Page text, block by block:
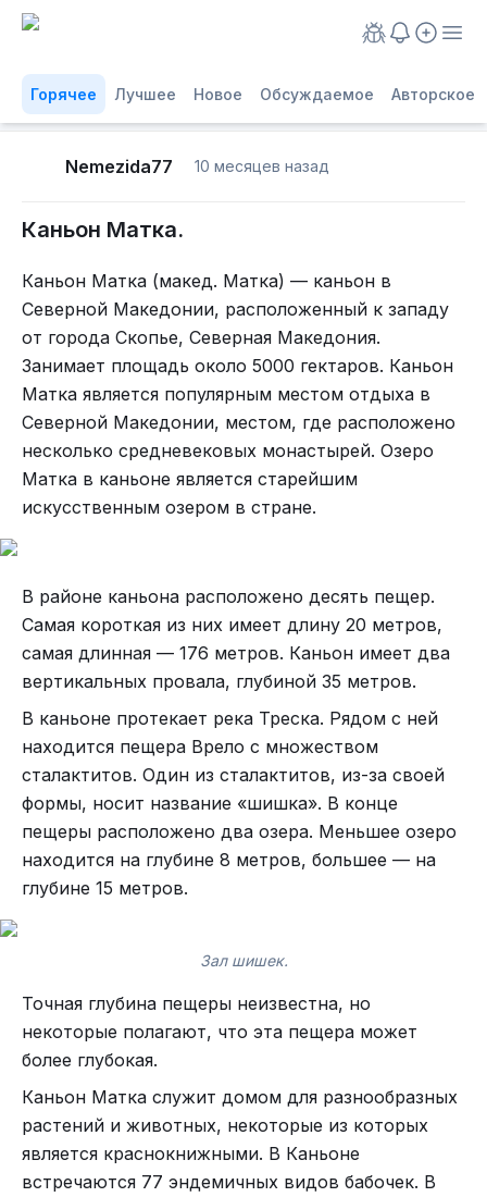
Горячее Лучшее Новое Обсуждаемое Авторское
Nemezida77 10 месяцев назад
Каньон Матка.
Каньон Матка (макед. Матка) — каньон в
Северной Македонии, расположенный к западу
от города Скопье, Северная Македония.
Занимает площадь около 5000 гектаров. Каньон
Матка является популярным местом отдыха в
Северной Македонии, местом, где расположено
несколько средневековых монастырей. Озеро
Матка в каньоне является старейшим
искусственным озером в стране.
В районе каньона расположено десять пещер.
Самая короткая из них имеет длину 20 метров,
самая длинная — 176 метров. Каньон имеет два
вертикальных провала, глубиной 35 метров.
В каньоне протекает река Треска. Рядом с ней
находится пещера Врело с множеством
сталактитов. Один из сталактитов, из-за своей
формы, носит название «шишка». В конце
пещеры расположено два озера. Меньшее озеро
находится на глубине 8 метров, большее — на
глубине 15 метров.
Зал шишек.
Точная глубина пещеры неизвестна, но
некоторые полагают, что эта пещера может
более глубокая.
Каньон Матка служит домом для разнообразных
растений и животных, некоторые из которых
является краснокнижными. В Каньоне
встречаются 77 эндемичных видов бабочек. В